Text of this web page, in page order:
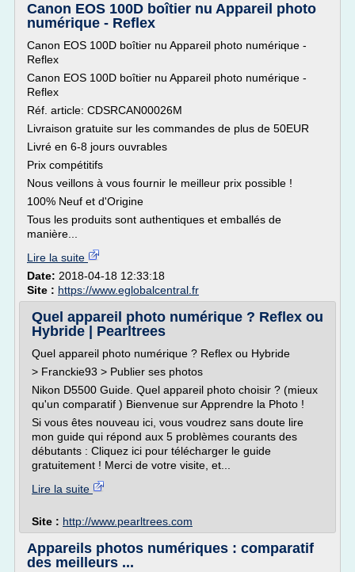
Canon EOS 100D boîtier nu Appareil photo
numérique - Reflex
Canon EOS 100D boîtier nu Appareil photo numérique -
Reflex
Canon EOS 100D boîtier nu Appareil photo numérique -
Reflex
Réf. article: CDSRCAN00026M
Livraison gratuite sur les commandes de plus de 50EUR
Livré en 6-8 jours ouvrables
Prix compétitifs
Nous veillons à vous fournir le meilleur prix possible !
100% Neuf et d'Origine
Tous les produits sont authentiques et emballés de
manière...
Lire la suite
Date: 2018-04-18 12:33:18
Site : https://www.eglobalcentral.fr
Quel appareil photo numérique ? Reflex ou
Hybride | Pearltrees
Quel appareil photo numérique ? Reflex ou Hybride
> Franckie93 > Publier ses photos
Nikon D5500 Guide. Quel appareil photo choisir ? (mieux
qu'un comparatif ) Bienvenue sur Apprendre la Photo !
Si vous êtes nouveau ici, vous voudrez sans doute lire
mon guide qui répond aux 5 problèmes courants des
débutants : Cliquez ici pour télécharger le guide
gratuitement ! Merci de votre visite, et...
Lire la suite
Site : http://www.pearltrees.com
Appareils photos numériques : comparatif
des meilleurs ...